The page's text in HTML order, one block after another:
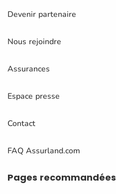
Devenir partenaire
Nous rejoindre
Assurances
Espace presse
Contact
FAQ Assurland.com
Pages recommandées